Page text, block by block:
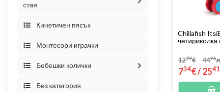
стая
Детски масички и столчета
Кинетичен пясък
Монтесори играчки
Бебешки колички
Комбинирани бебешки колички
Без категория
Chillafish
четириколка
1299€
734€/
4496
2541